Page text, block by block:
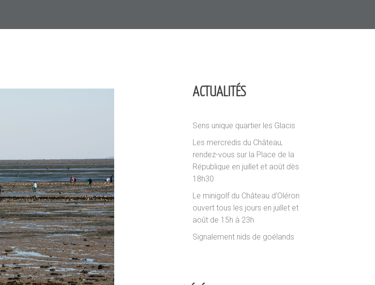
ACTUALITÉS
Sens unique quartier les Glacis
Les mercredis du Château,
rendez-vous sur la Place de la
République en juillet et août dès
18h30
Le minigolf du Château d’Oléron
ouvert tous les jours en juillet et
août de 15h à 23h
Signalement nids de goélands